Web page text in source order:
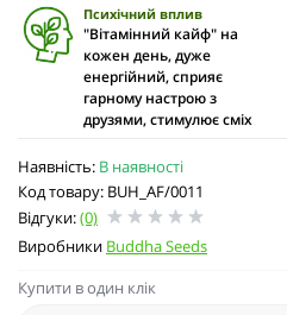
Наявність: В наявності
Код товару: BUH_AF/0011
Відгуки:(0)
Виробники Buddha Seeds
Психічний вплив
"Вітамінний кайф" на
кожен день, дуже
енергійний, сприяє
гарному настрою з
друзями, стимулює сміх
Купити в один клік